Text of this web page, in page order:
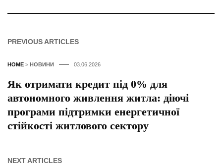
PREVIOUS ARTICLES
HOME > НОВИНИ 03.06.2026
Як отримати кредит під 0% для
автономного живлення житла: діючі
програми підтримки енергетичної
стійкості житлового сектору
NEXT ARTICLES